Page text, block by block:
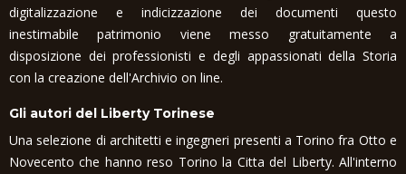
digitalizzazione e indicizzazione dei documenti questo
inestimabile patrimonio viene messo gratuitamente a
disposizione dei professionisti e degli appassionati della Storia
con la creazione dell'Archivio on line.
Gli autori del Liberty Torinese
Una selezione di architetti e ingegneri presenti a Torino fra Otto e
Novecento che hanno reso Torino la Citta del Liberty. All'interno